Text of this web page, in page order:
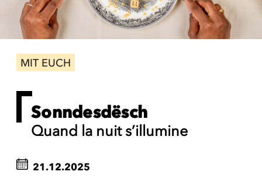
MIT EUCH
Sonndesdësch
Quand la nuit s’illumine
21.12.2025